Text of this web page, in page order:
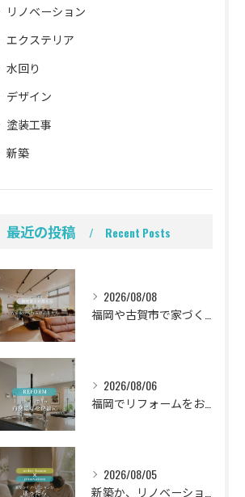
リノベーション
エクステリア
水回り
デザイン
塗装工事
新築
最近の投稿 Recent Posts
2026/08/08
福岡や古賀市で家づくりをされている方から、そんなご相談をよく...
2026/08/06
福岡でリフォームをお考えの方、必見。
2026/08/05
新築か、リノベーションか。